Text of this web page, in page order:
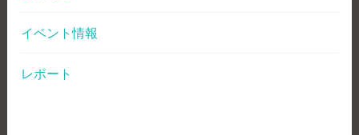
イベント情報
レポート